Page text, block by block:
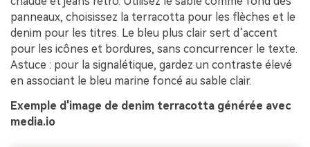
panneaux, choisissez la terracotta pour les flèches et le
denim pour les titres. Le bleu plus clair sert d’accent
pour les icônes et bordures, sans concurrencer le texte.
Astuce : pour la signalétique, gardez un contraste élevé
en associant le bleu marine foncé au sable clair.
Exemple d'image de denim terracotta générée avec
media.io